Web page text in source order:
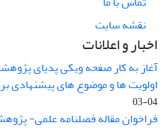
نقشه سایت
اخبار و اعلانات
آغاز به کار صفحه ویکی پدیای
اولویت ها و موضوع های پیشنهادی
04-03
فراخوان مقاله فصلنامه علمی-